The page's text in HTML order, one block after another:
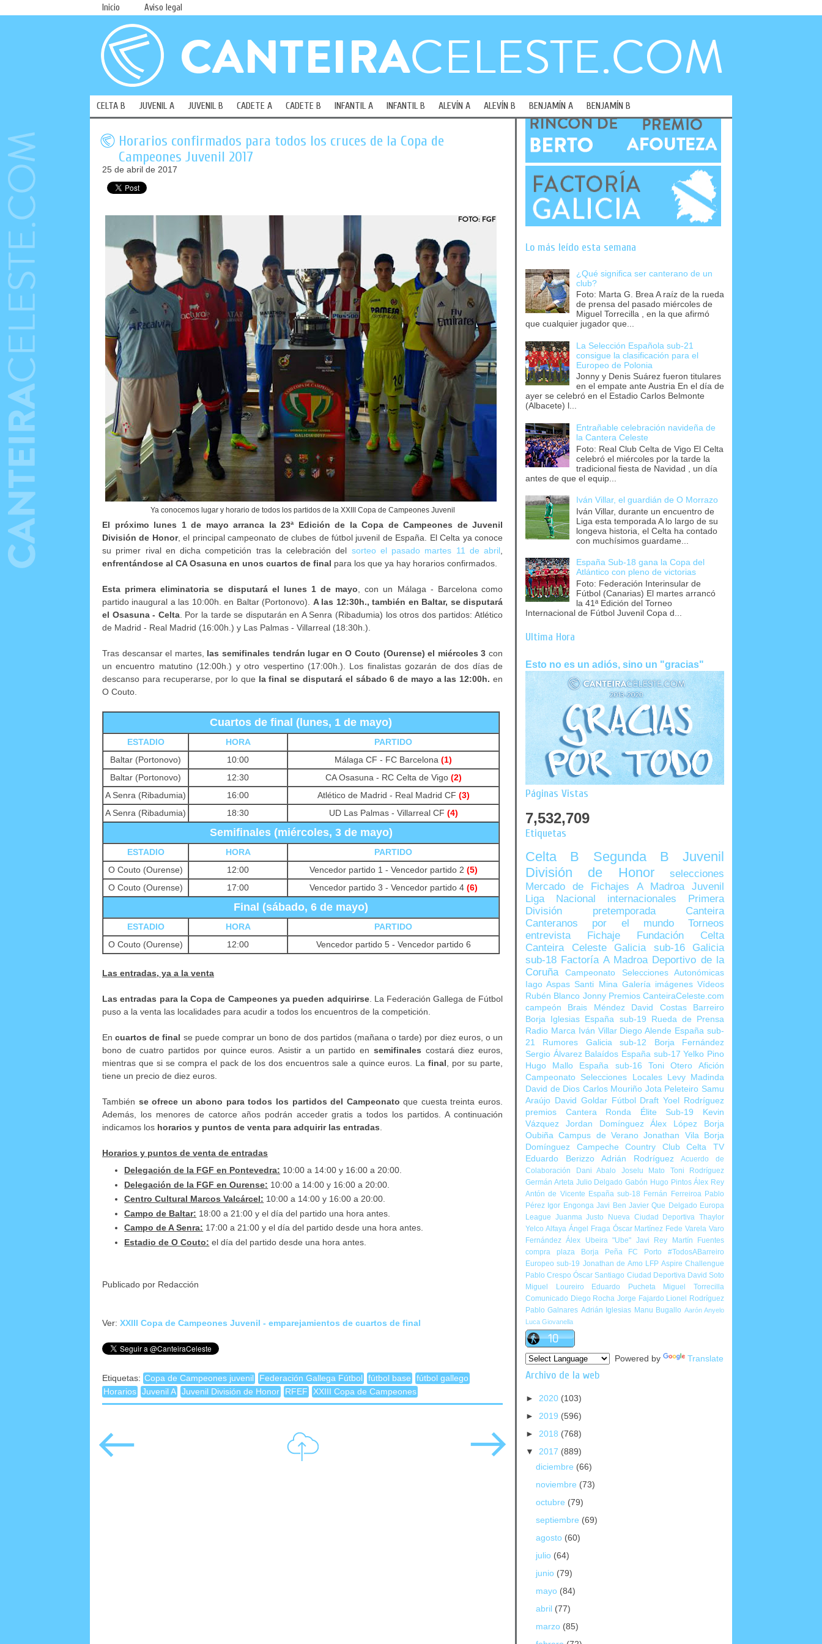
Inicio Aviso legal
CELTA B JUVENIL A JUVENIL B CADETE A CADETE B INFANTIL A INFANTIL B ALEVÍN A ALEVÍN B BENJAMÍN A BENJAMÍN B
Horarios confirmados para todos los cruces de la Copa de
Campeones Juvenil 2017
25 de abril de 2017
Ya conocemos lugar y horario de todos los partidos de la XXIII Copa de Campeones Juvenil
El próximo lunes 1 de mayo arranca la 23ª Edición de la Copa de Campeones de Juvenil
División de Honor, el principal campeonato de clubes de fútbol juvenil de España. El Celta ya conoce
su primer rival en dicha competición tras la celebración del sorteo el pasado martes 11 de abril
enfrentándose al CA Osasuna en unos cuartos de final para los que ya hay horarios confirmados.
Esta primera eliminatoria se disputará el lunes 1 de mayo , con un Málaga - Barcelona como
partido inaugural a las 10:00h. en Baltar (Portonovo). A las 12:30h., también en Baltar, se disputará
el Osasuna - Celta. Por la tarde se disputarán en A Senra (Ribadumia) los otros dos partidos: Atlético
de Madrid - Real Madrid (16:00h.) y Las Palmas - Villarreal (18:30h.).
Tras descansar el martes, las semifinales tendrán lugar en O Couto (Ourense) el miércoles 3 con
un encuentro matutino (12:00h.) y otro vespertino (17:00h.). Los finalistas gozarán de dos días de
descanso para recuperarse, por lo que la final se disputará el sábado 6 de mayo a las 12:00h. en
O Couto.
Cuartos de final (lunes, 1 de mayo)
ESTADIO HORA
PARTIDO
Baltar (Portonovo)
10:00 Málaga CF - FC Barcelona (1)
Baltar (Portonovo)
12:30 CA Osasuna - RC Celta de Vigo (2)
A Senra (Ribadumia)
16:00 Atlético de Madrid - Real Madrid CF (3)
A Senra (Ribadumia)
18:30 UD Las Palmas - Villarreal CF (4)
Semifinales (miércoles, 3 de mayo)
ESTADIO HORA
PARTIDO
O Couto (Ourense)
12:00 Vencedor partido 1 - Vencedor partido 2 (5)
O Couto (Ourense)
17:00 Vencedor partido 3 - Vencedor partido 4 (6)
Final (sábado, 6 de mayo)
ESTADIO HORA
PARTIDO
O Couto (Ourense)
12:00 Vencedor partido 5 - Vencedor partido 6
Las entradas, ya a la venta
Las entradas para la Copa de Campeones ya pueden adquirirse. La Federación Gallega de Fútbol
puso a la venta las localidades para acudir a todos los encuentros de la competición.
Encuartos de final se puede comprar un bono de dos partidos (mañana o tarde) por diez euros, o un
bono de cuatro partidos por quince euros. Asistir a un partido en semifinales costará diez euros,
mientras que si se compra el pack de los dos encuentros sale a quince euros. La final , por su parte,
tiene un precio de diez euros.
También se ofrece un abono para todos los partidos del Campeonato que cuesta treinta euros.
Además, los menores de catorce años podrán acceder gratis a todos los partidos. A continuación
indicamos los horarios y puntos de venta para adquirir las entradas
Horarios y puntos de venta de entradas
Delegación de la FGF en Pontevedra: 10:00 a 14:00 y 16:00 a 20:00.
Delegación de la FGF en Ourense: 10:00 a 14:00 y 16:00 a 20:00.
Centro Cultural Marcos Valcárcel: 10:00 a 14:00 y 16:00 a 20:00.
Campo de Baltar: 18:00 a 21:00 y el día del partido una hora antes.
Campo de A Senra: 17:00 a 21:00 y el día del partido desde una hora antes.
Estadio de O Couto: el día del partido desde una hora antes.
Publicado por Redacción
Ver: XXIII Copa de Campeones Juvenil - emparejamientos de cuartos de final
Etiquetas: Copa de Campeones juvenil Federación Gallega Fútbol fútbol base
fútbol gallego
Horarios Juvenil A Juvenil División de Honor RFEF XXIII Copa de Campeones
Lo más leído esta semana
¿Qué significa ser canterano de un
club?
Foto: Marta G. Brea A raíz de la rueda
de prensa del pasado miércoles de
Miguel Torrecilla , en la que afirmó
que cualquier jugador que...
La Selección Española sub-21
consigue la clasificación para el
Europeo de Polonia
Jonny y Denis Suárez fueron titulares
en el empate ante Austria En el día de
ayer se celebró en el Estadio Carlos Belmonte
(Albacete) l...
Entrañable celebración navideña de
la Cantera Celeste
Foto: Real Club Celta de Vigo El Celta
celebró el miércoles por la tarde la
tradicional fiesta de Navidad , un día
antes de que el equip...
Iván Villar, el guardián de O Morrazo
Iván Villar, durante un encuentro de
Liga esta temporada A lo largo de su
longeva historia, el Celta ha contado
con muchísimos guardame...
España Sub-18 gana la Copa del
Atlántico con pleno de victorias
Foto: Federación Interinsular de
Fútbol (Canarias) El martes arrancó
la 41ª Edición del Torneo
Internacional de Fútbol Juvenil Copa d...
Última Hora
Esto no es un adiós, sino un "gracias"
Páginas Vistas
7,532,709
Etiquetas
Celta B Segunda B
Juvenil
División de Honor
selecciones
Mercado de Fichajes
A Madroa
Juvenil
Liga Nacional
internacionales
Primera
División
pretemporada
Canteira
Canteranos por el mundo
Torneos
entrevista
Fichaje
Fundación Celta
Canteira Celeste
Galicia sub-16
Galicia
sub-18 Factoría A Madroa Deportivo de la
Coruña
Campeonato Selecciones Autonómicas
Iago Aspas Santi Mina Galería imágenes Vídeos
Rubén Blanco Jonny Premios CanteiraCeleste.com
campeón
Brais Méndez David Costas
Barreiro
Borja Iglesias
España sub-19
Rueda de Prensa
Radio Marca
Iván Villar Diego Alende España sub-
21
Rumores Galicia sub-12
Borja Fernández
Sergio Álvarez Balaídos España sub-17 Yelko Pino
Hugo Mallo
España sub-16 Toni Otero
Afición
Campeonato Selecciones Locales
Levy Madinda
David de Dios Carlos Mouriño Jota Peleteiro Samu
Araújo David Goldar Fútbol Draft Yoel Rodríguez
premios Cantera
Ronda Élite Sub-19
Kevin
Vázquez
Jordan Domínguez Álex López
Borja
Oubiña Campus de Verano Jonathan Vila
Borja
Domínguez
Campeche Country Club
Celta TV
Eduardo Berizzo
Adrián Rodríguez
Acuerdo de
Colaboración
Dani Abalo Joselu Mato
Toni Rodríguez
Germán Arteta Julio Delgado Gabón Hugo Pintos Álex Rey
Antón de Vicente España sub-18 Fernán Ferreiroa Pablo
Pérez Igor Engonga Javi Ben Javier Que Delgado Europa
League Juanma Justo Nueva Ciudad Deportiva Thaylor
Yelco Alfaya Ángel Fraga Óscar Martínez Fede Varela Varo
Fernández Álex Ubeira "Ube" Javi Rey
Martín Fuentes
compra plaza
Borja Peña FC Porto
#TodosABarreiro
Europeo sub-19 Jonathan de Amo LFP Aspire Challengue
Pablo Crespo Óscar Santiago Ciudad Deportiva David Soto
Miguel Loureiro
Eduardo Pucheta
Miguel Torrecilla
Comunicado Diego Rocha Jorge Fajardo Lionel Rodríguez
Pablo Galnares Adrián Iglesias Manu Bugallo Aarón Anyelo
Luca Giovanella
Powered by Translate
Archivo de la web
► 2020 (103)
► 2019 (596)
► 2018 (768)
▼ 2017 (889)
diciembre (66)
noviembre (73)
octubre (79)
septiembre (69)
agosto (60)
julio (64)
junio (79)
mayo (84)
abril (77)
marzo (85)